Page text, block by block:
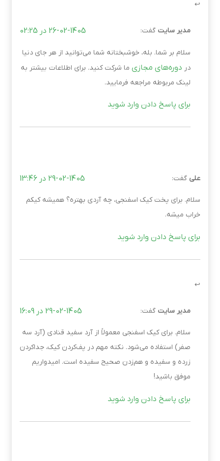
مدیر سایت گفت: 26-02-1405 در 02:25
سلام بر شما. بله، خوشبختانه شما می‌توانید از هر جای دنیا
دردوره‌های مجازیما شرکت کنید. برای اطلاعات بیشتر به
لینک مربوطه مراجعه فرمایید.
برای پاسخ دادن وارد شوید
علی گفت: 29-02-1405 در 13:46
سلام. برای پخت کیک اسفنجی، چه آردی بهتره؟ همیشه کیکم
خراب میشه.
برای پاسخ دادن وارد شوید
مدیر سایت گفت: 29-02-1405 در 16:09
سلام. برای کیک اسفنجی معمولاً از آرد سفید قنادی (آرد سه
صفر) استفاده می‌شود. نکته مهم در پف‌کردن کیک، جداکردن
زرده و سفیده و هم‌زدن صحیح سفیده است. امیدواریم
موفق باشید!
برای پاسخ دادن وارد شوید